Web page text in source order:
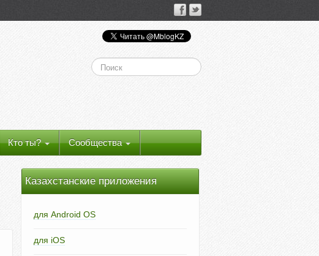
Кто ты? Сообщества
Казахстанские приложения
для Android OS
для iOS